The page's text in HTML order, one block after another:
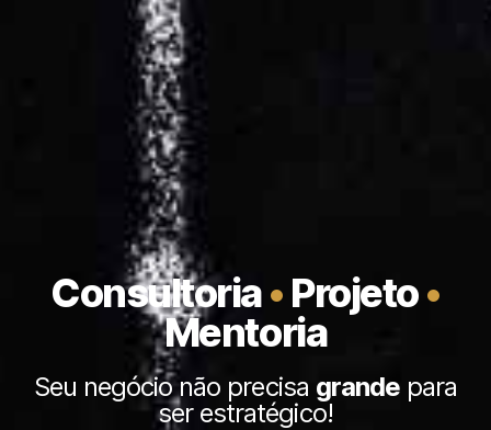
Consultoria• Projeto•
Mentoria
Seu negócio não precisa grandepara
ser estratégico!